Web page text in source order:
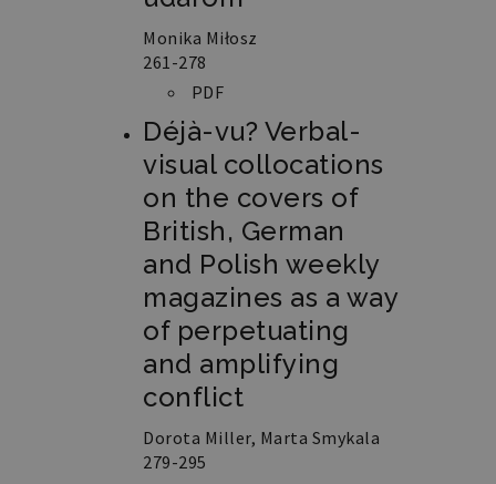
Monika Miłosz
261-278
PDF
Déjà-vu? Verbal-
visual collocations
on the covers of
British, German
and Polish weekly
magazines as a way
of perpetuating
and amplifying
conflict
Dorota Miller, Marta Smykala
279-295